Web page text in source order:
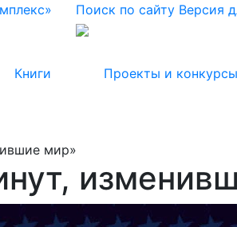
Поиск по сайту Версия
Книги Проекты и конкурсы
мир»